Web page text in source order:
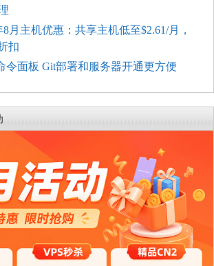
8月主机优惠：共享主机低至$2.61/月，
扣
令面板 Git部署和服务器开通更方便